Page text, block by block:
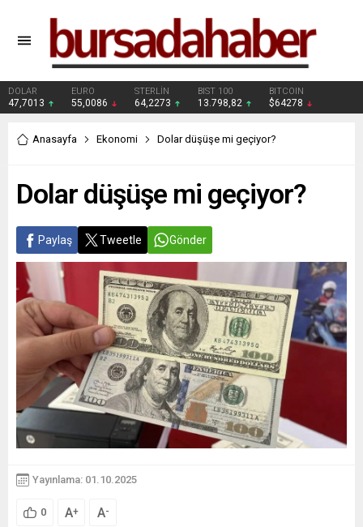
DOLAR
47,7013
EURO
55,0086
STERLİN
64,2273
BIST 100
13.798,82
BITCOIN
$64278
Anasayfa Ekonomi Dolar düşüşe mi geçiyor?
Dolar düşüşe mi geçiyor?
Paylaş Tweetle Gönder
Yayınlama: 01.10.2025
0 A+ A-